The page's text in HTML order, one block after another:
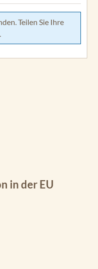
Teilen Sie Ihre
in der EU